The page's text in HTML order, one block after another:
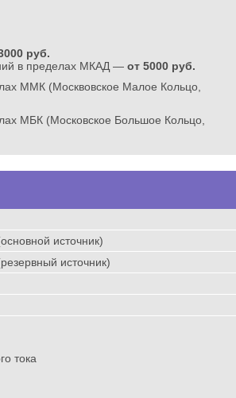
руб.
в пределах МКАД — от 5000 руб.
ММК (Москвовское Малое Кольцо,
МБК (Московское Большое Кольцо,
источник)
источник)
тока